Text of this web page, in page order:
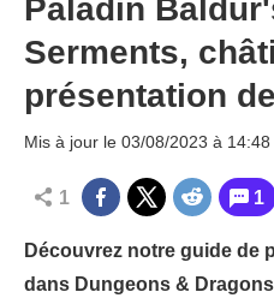
Paladin
Serments,
présentation
Mis à jour le 03/08/2023 à 14:48
1 1
Découvrez notre guide de
dans Dungeons &